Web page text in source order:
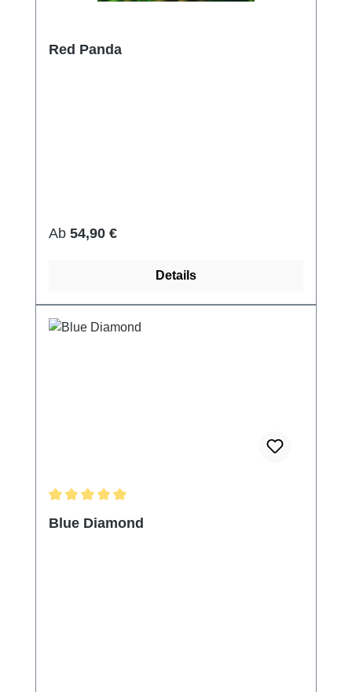
Red Panda
Regulärer Preis:
Ab 54,90 €
Details
Blue Diamond